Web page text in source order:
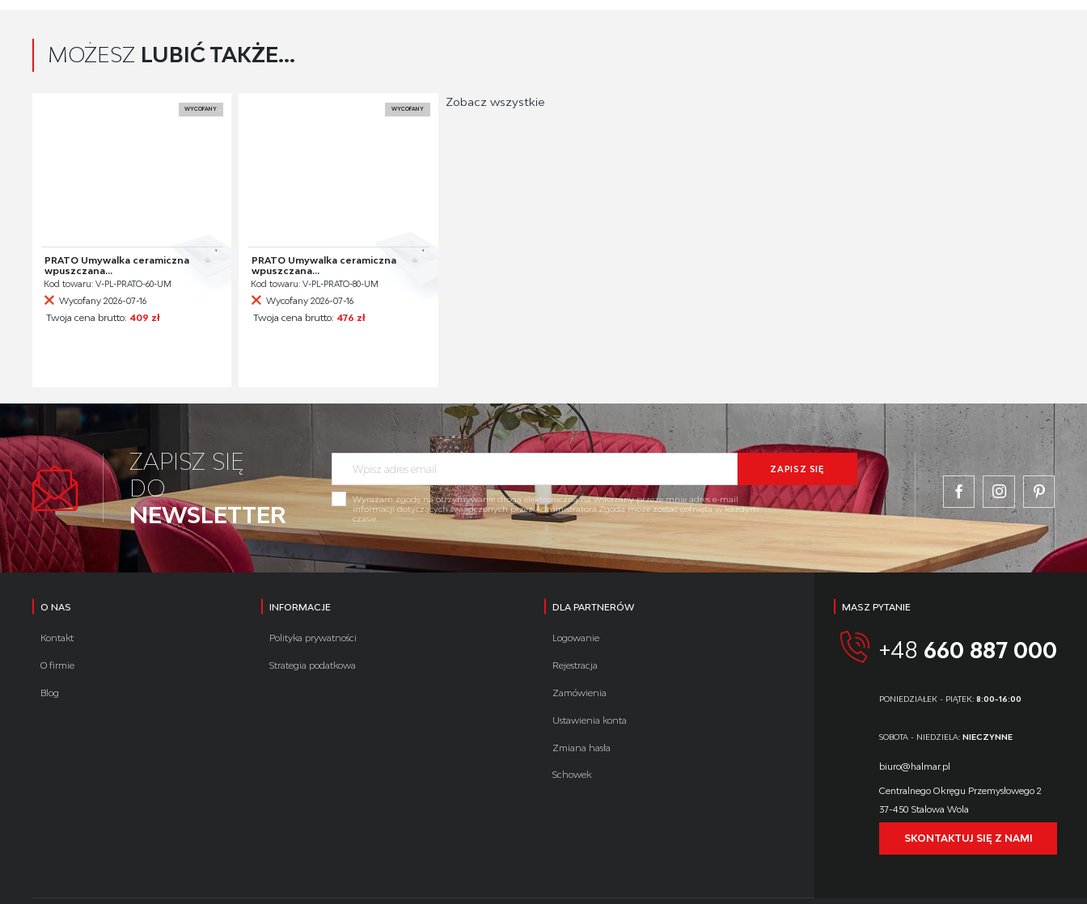
MOŻESZ LUBIĆ TAKŻE...
WYCOFANY
PRATO Umywalka ceramiczna
wpuszczana...
Kod towaru: V-PL-PRATO-60-UM
Wycofany 2026-07-16
Twoja cena brutto: 409 zł
WYCOFANY
PRATO Umywalka ceramiczna
wpuszczana...
Kod towaru: V-PL-PRATO-80-UM
Wycofany 2026-07-16
Twoja cena brutto: 476 zł
Zobacz wszystkie
ZAPISZ SIĘ
DO
NEWSLETTER
Wyrażam zgodę na otrzymywanie drogą elektroniczną na wskazany przeze mnie adres e-mail
informacji dotyczących świadczonych przez Administratora.Zgoda może zostać cofnięta w każdym
czasie.
O NAS
Kontakt
O firmie
Blog
INFORMACJE
Polityka prywatności
Strategia podatkowa
DLA PARTNERÓW
Logowanie
Rejestracja
Zamówienia
Ustawienia konta
Zmiana hasła
Schowek
MASZ PYTANIE
+48 660 887 000
PONIEDZIAŁEK - PIĄTEK:8:00-16:00
SOBOTA - NIEDZIELA:NIECZYNNE
biuro@halmar.pl
Centralnego Okręgu Przemysłowego 2
37-450 Stalowa Wola
SKONTAKTUJ SIĘ Z NAMI